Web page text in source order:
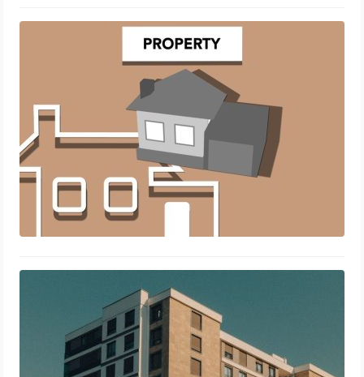
Tout savoir sur la holding immobilière
et son fonctionnement
26 juin 2026
seniors : un choix stratégique et
rentable
12 juin 2026